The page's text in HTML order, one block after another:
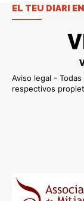
EL TEU DIARI
Aviso legal -
respectivos